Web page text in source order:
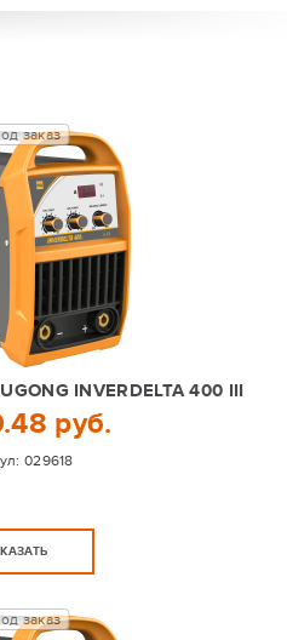
INVERDELTA 400 III
руб.
029618
заказ
заказ